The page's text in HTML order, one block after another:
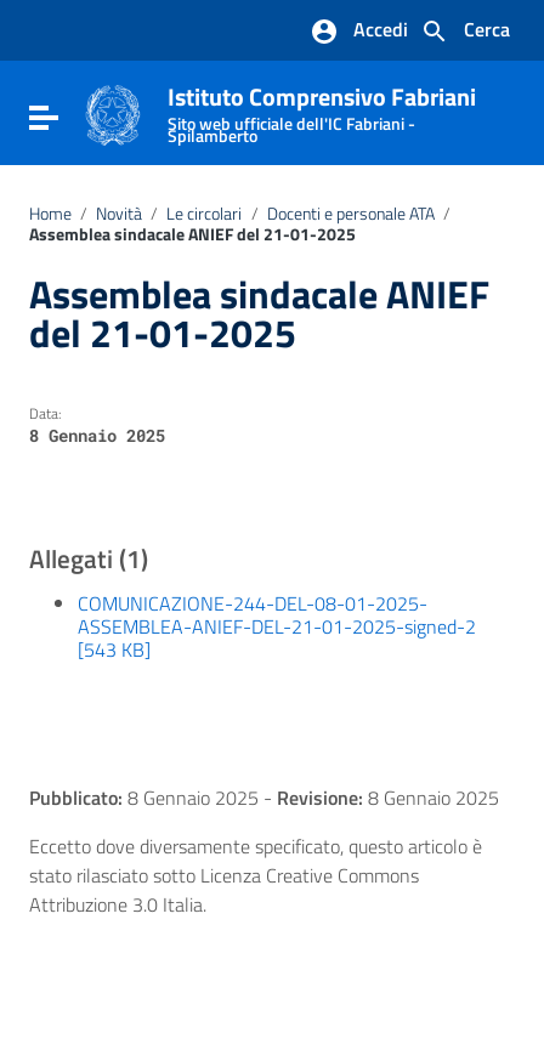
Vai al footer
Cerca
Accedi
Attiva / disattiva la navigazione
Istituto Comprensivo Fabriani
Sito web ufficiale dell'IC Fabriani -
Spilamberto
Home / Novità / Le circolari / Docenti e personale ATA /
Assemblea sindacale ANIEF del 21-01-2025
Assemblea sindacale ANIEF
del 21-01-2025
Data:
8 Gennaio 2025
Allegati (1)
COMUNICAZIONE-244-DEL-08-01-2025-
ASSEMBLEA-ANIEF-DEL-21-01-2025-signed-2
[543 KB]
Pubblicato: 8 Gennaio 2025 - Revisione: 8 Gennaio 2025
Eccetto dove diversamente specificato, questo articolo è
stato rilasciato sotto Licenza Creative Commons
Attribuzione 3.0 Italia.